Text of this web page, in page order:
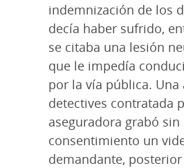
indemnización de los
decía haber sufrido,
se citaba una lesión
que le impedía
por la vía pública. Una
detectives contratada
aseguradora grabó sin
consentimiento un
demandante, posterior